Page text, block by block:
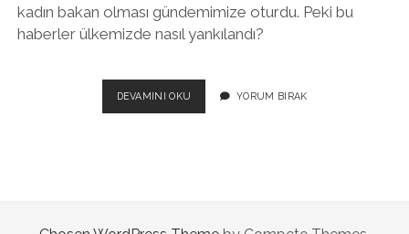
kadın bakan olması gündemimize oturdu. Peki bu
haberler ülkemizde nasıl yankılandı?
DEVAMINI OKU TÜRKIYE’NIN
YILDIZLARI
YORUM BIRAK